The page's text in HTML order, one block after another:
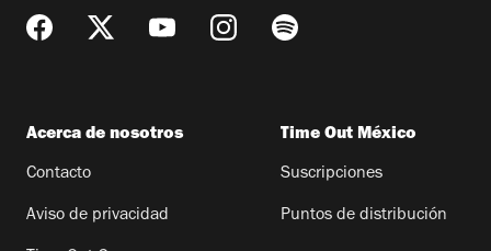
Acerca de nosotros
Contacto
Aviso de privacidad
Time Out México
Suscripciones
Puntos de distribución